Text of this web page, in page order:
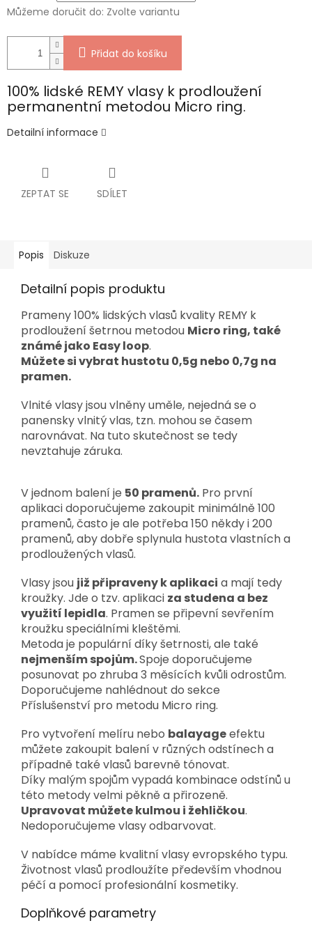
Můžeme doručit do: Zvolte variantu
Přidat do košíku
100% lidské REMY vlasy k prodloužení
permanentní metodou Micro ring.
Detailní informace
ZEPTAT SE SDÍLET
Popis Diskuze
Detailní popis produktu
Prameny 100% lidských vlasů kvality REMY k
prodloužení šetrnou metodou Micro ring, také
známé jako Easy loop.
Můžete si vybrat hustotu 0,5g nebo 0,7g na
pramen.
Vlnité vlasy jsou vlněny uměle, nejedná se o
panensky vlnitý vlas, tzn. mohou se časem
narovnávat. Na tuto skutečnost se tedy
nevztahuje záruka.
V jednom balení je 50 pramenů. Pro první
aplikaci doporučujeme zakoupit minimálně 100
pramenů, často je ale potřeba 150 někdy i 200
pramenů,aby dobře splynula hustota vlastních a
prodloužených vlasů.
Vlasy jsou již připraveny k aplikaci a mají tedy
kroužky. Jde o tzv. aplikaci za studena a bez
využití lepidla. Pramen se připevní sevřením
kroužku speciálními kleštěmi.
Metoda je populární díky šetrnosti, ale také
nejmenším spojům.Spoje doporučujeme
posunovat po zhruba 3 měsících kvůli odrostům.
Doporučujeme nahlédnout do sekce
Příslušenství pro metodu Micro ring.
Pro vytvoření melíru nebo balayageefektu
můžete zakoupit balení v různých odstínech a
případně také vlasů barevně tónovat.
Díky malým spojům vypadá kombinace odstínů u
této metody velmi pěkně a přirozeně.
Upravovat můžete kulmou i žehličkou.
Nedoporučujeme vlasy odbarvovat.
V nabídce máme kvalitní vlasy evropského typu.
Životnost vlasů prodloužíte především vhodnou
péčí a pomocí profesionální kosmetiky.
Doplňkové parametry